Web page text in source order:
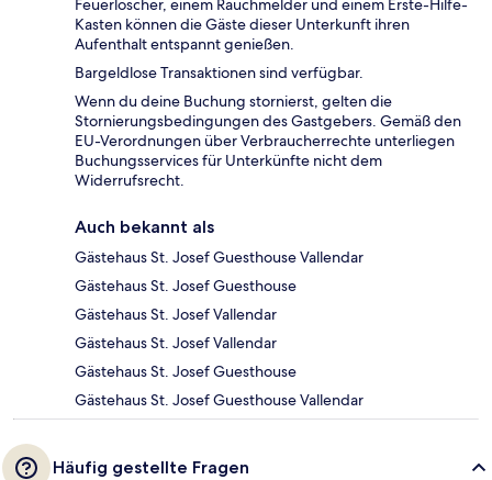
Feuerlöscher, einem Rauchmelder und einem Erste-Hilfe-
Kasten können die Gäste dieser Unterkunft ihren
Aufenthalt entspannt genießen.
Bargeldlose Transaktionen sind verfügbar.
Wenn du deine Buchung stornierst, gelten die
Stornierungsbedingungen des Gastgebers. Gemäß den
EU-Verordnungen über Verbraucherrechte unterliegen
Buchungsservices für Unterkünfte nicht dem
Widerrufsrecht.
Auch bekannt als
Gästehaus St. Josef Guesthouse Vallendar
Gästehaus St. Josef Guesthouse
Gästehaus St. Josef Vallendar
Gästehaus St. Josef Vallendar
Gästehaus St. Josef Guesthouse
Gästehaus St. Josef Guesthouse Vallendar
Häufig gestellte Fragen